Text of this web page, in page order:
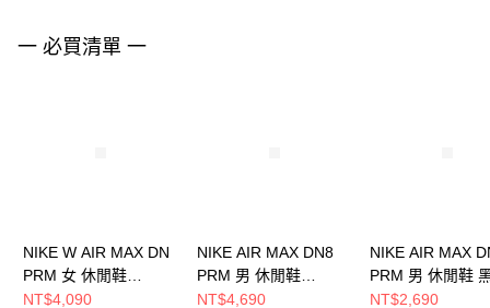
一 必買清單 一
NIKE W AIR MAX DN
PRM 女 休閒鞋
HQ0013001
NT$4,090
NIKE AIR MAX DN8
PRM 男 休閒鞋
HV8476200
NT$4,690
NIKE AIR MAX
PRM 男 休閒鞋
HM0811900
NT$2,690